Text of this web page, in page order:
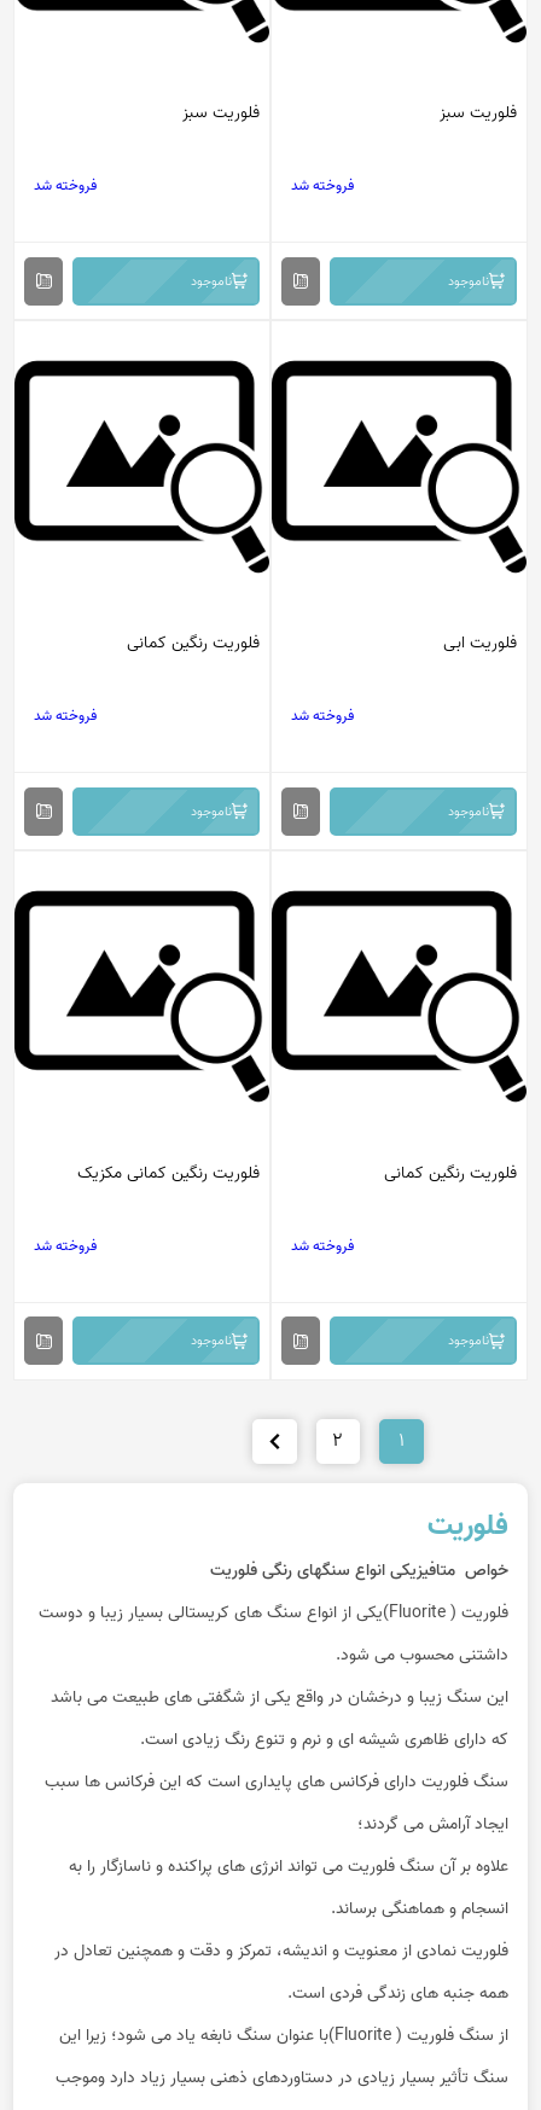
فلوریت سبز
فروخته شد
ناموجود
فلوریت سبز
فروخته شد
ناموجود
فلوریت ابی
فروخته شد
ناموجود
فلوریت رنگین کمانی
فروخته شد
ناموجود
فلوریت رنگین کمانی
فروخته شد
ناموجود
فلوریت رنگین کمانی مکزیک
فروخته شد
ناموجود
1
2
فلوریت
خواص متافیزیکی انواع سنگهای رنگی فلوریت
فلوریت ( Fluorite)یکی از انواع سنگ های کریستالی بسیار زیبا و دوست
داشتنی محسوب می شود.
این سنگ زیبا و درخشان در واقع یکی از شگفتی های طبیعت می باشد
که دارای ظاهری شیشه ای و نرم و تنوع رنگ زیادی است.
سنگ فلوریت دارای فرکانس های پایداری است که این فرکانس ها سبب
ایجاد آرامش می گردند؛
علاوه بر آن سنگ فلوریت می تواند انرژی های پراکنده و ناسازگار را به
انسجام و هماهنگی برساند.
فلوریت نمادی از معنویت و اندیشه، تمرکز و دقت و همچنین تعادل در
همه جنبه های زندگی فردی است.
از سنگ فلوریت ( Fluorite)با عنوان سنگ نابغه یاد می شود؛ زیرا این
سنگ تأثیر بسیار زیادی در دستاوردهای ذهنی بسیار زیاد دارد وموجب